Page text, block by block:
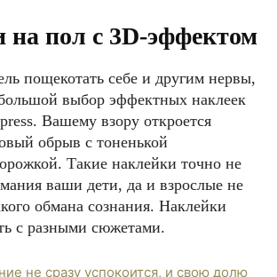
на пол с 3D-эффектом
пощекотать себе и другим нервы,
выбор эффектных наклеек
Вашему взору откроется
обрыв с тоненькой
Такие наклейки точно не
ваши дети, да и взрослые не
обмана сознания. Наклейки
с разными сюжетами.